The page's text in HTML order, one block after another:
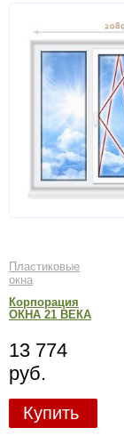
Пластиковые
окна
Корпорация
ОКНА 21 ВЕКА
13 774
руб.
Купить